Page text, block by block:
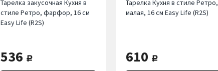
Тарелка закусочная Кухня в
стиле Ретро, фарфор, 16 см
Easy Life (R2S)
536 руб.
Тарелка Кухня в стиле Ретро,
малая, 16 см Easy Life (R2S)
610 руб.